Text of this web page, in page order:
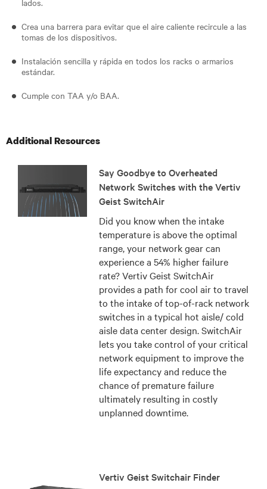
lados.
Crea una barrera para evitar que el aire caliente recircule a las
tomas de los dispositivos.
Instalación sencilla y rápida en todos los racks o armarios
estándar.
Cumple con TAA y/o BAA.
Additional Resources
Say Goodbye to Overheated
Network Switches with the Vertiv
Geist SwitchAir
Did you know when the intake
temperature is above the optimal
range, your network gear can
experience a 54% higher failure
rate? Vertiv Geist SwitchAir
provides a path for cool air to travel
to the intake of top-of-rack network
switches in a typical hot aisle/ cold
aisle data center design. SwitchAir
lets you take control of your critical
network equipment to improve the
life expectancy and reduce the
chance of premature failure
ultimately resulting in costly
unplanned downtime.
Vertiv Geist Switchair Finder